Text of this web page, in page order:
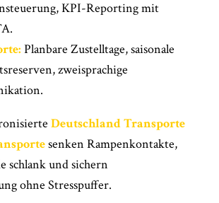
KPI-Reporting mit
Planbare Zustelltage, saisonale
zweisprachige
Deutschland Transporte
senken Rampenkontakte,
schlank und sichern
ohne Stresspuffer.